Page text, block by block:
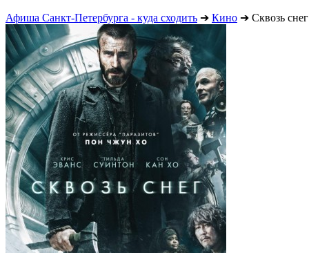
Афиша Санкт-Петербурга - куда сходить ➔ Кино ➔ Сквозь снег